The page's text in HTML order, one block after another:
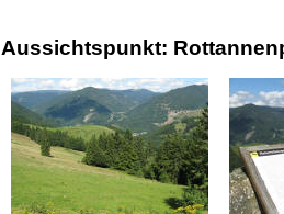
Aussichtspunkt: